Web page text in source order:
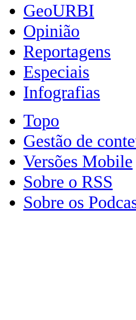
GeoURBI
Opinião
Reportagens
Especiais
Infografias
Topo
Gestão de
Versões Mobile
Sobre o RSS
Sobre os